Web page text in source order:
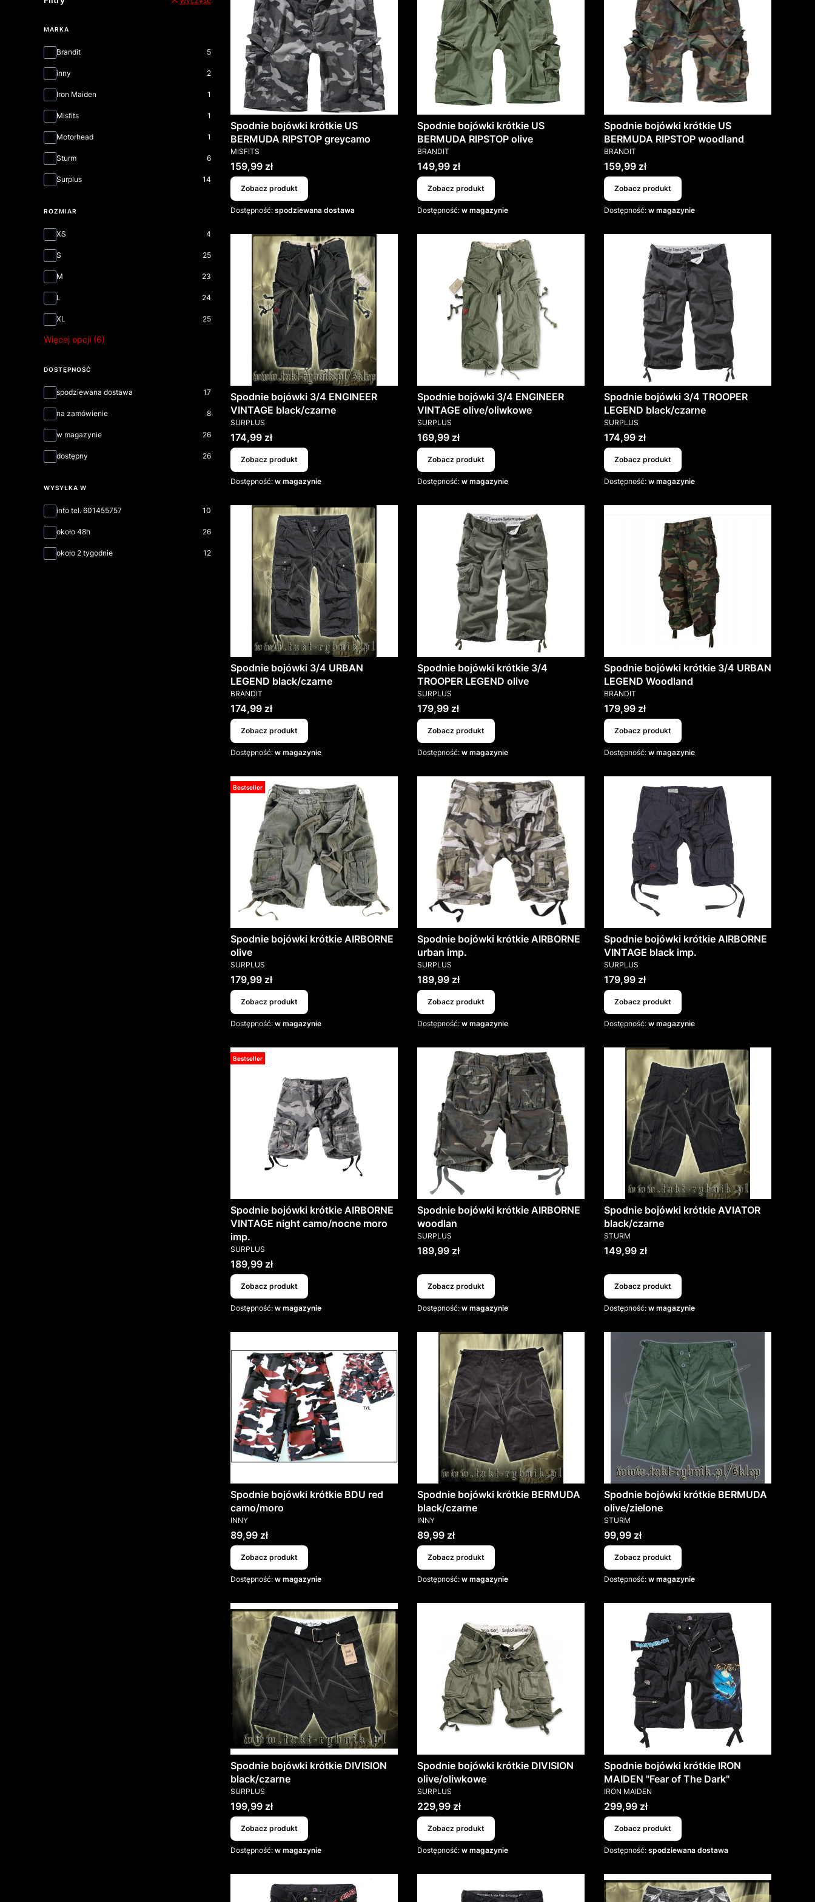
MARKA
MarkaBrandit 5
inny 2
Iron Maiden 1
Misfits 1
Motorhead 1
Sturm 6
Surplus 14
ROZMIAR
Rozmiar
XS 4
S 25
M 23
L 24
XL 25
Więcej opcji (6)
DOSTĘPNOŚĆ
Dostępność
spodziewana dostawa 17
na zamówienie 8
w magazynie 26
dostępny 26
WYSYŁKA W
Wysyłka w
info tel. 601455757 10
około 48h 26
około 2 tygodnie 12
Spodnie bojówki krótkie US
BERMUDA RIPSTOP greycamo
PRODUCENT
MISFITS
Cena
159,99 zł
Zobacz produkt
Dostępność: spodziewana dostawa
Spodnie bojówki krótkie US
BERMUDA RIPSTOP olive
PRODUCENT
BRANDIT
Cena
149,99 zł
Zobacz produkt
Dostępność: w magazynie
Spodnie bojówki krótkie US
BERMUDA RIPSTOP woodland
PRODUCENT
BRANDIT
Cena
159,99 zł
Zobacz produkt
Dostępność: w magazynie
Spodnie bojówki 3/4 ENGINEER
VINTAGE black/czarne
PRODUCENT
SURPLUS
Cena
174,99 zł
Zobacz produkt
Dostępność: w magazynie
Spodnie bojówki 3/4 ENGINEER
VINTAGE olive/oliwkowe
PRODUCENT
SURPLUS
Cena
169,99 zł
Zobacz produkt
Dostępność: w magazynie
Spodnie bojówki 3/4 TROOPER
LEGEND black/czarne
PRODUCENT
SURPLUS
Cena
174,99 zł
Zobacz produkt
Dostępność: w magazynie
Spodnie bojówki 3/4 URBAN
LEGEND black/czarne
PRODUCENT
BRANDIT
Cena
174,99 zł
Zobacz produkt
Dostępność: w magazynie
Spodnie bojówki krótkie 3/4
TROOPER LEGEND olive
PRODUCENT
SURPLUS
Cena
179,99 zł
Zobacz produkt
Dostępność: w magazynie
Spodnie bojówki krótkie 3/4 URBAN
LEGEND Woodland
PRODUCENT
BRANDIT
Cena
179,99 zł
Zobacz produkt
Dostępność: w magazynie
Bestseller
Spodnie bojówki krótkie AIRBORNE
olive
PRODUCENT
SURPLUS
Cena
179,99 zł
Zobacz produkt
Dostępność: w magazynie
Spodnie bojówki krótkie AIRBORNE
urban imp.
PRODUCENT
SURPLUS
Cena
189,99 zł
Zobacz produkt
Dostępność: w magazynie
Spodnie bojówki krótkie AIRBORNE
VINTAGE black imp.
PRODUCENT
SURPLUS
Cena
179,99 zł
Zobacz produkt
Dostępność: w magazynie
Bestseller
Spodnie bojówki krótkie AIRBORNE
VINTAGE night camo/nocne moro
imp.
PRODUCENT
SURPLUS
Cena
189,99 zł
Zobacz produkt
Dostępność: w magazynie
Spodnie bojówki krótkie AIRBORNE
woodlan
PRODUCENT
SURPLUS
Cena
189,99 zł
Zobacz produkt
Dostępność: w magazynie
Spodnie bojówki krótkie AVIATOR
black/czarne
PRODUCENT
STURM
Cena
149,99 zł
Zobacz produkt
Dostępność: w magazynie
Spodnie bojówki krótkie BDU red
camo/moro
PRODUCENT
INNY
Cena
89,99 zł
Zobacz produkt
Dostępność: w magazynie
Spodnie bojówki krótkie BERMUDA
black/czarne
PRODUCENT
INNY
Cena
89,99 zł
Zobacz produkt
Dostępność: w magazynie
Spodnie bojówki krótkie BERMUDA
olive/zielone
PRODUCENT
STURM
Cena
99,99 zł
Zobacz produkt
Dostępność: w magazynie
Spodnie bojówki krótkie DIVISION
black/czarne
PRODUCENT
SURPLUS
Cena
199,99 zł
Zobacz produkt
Dostępność: w magazynie
Spodnie bojówki krótkie DIVISION
olive/oliwkowe
PRODUCENT
SURPLUS
Cena
229,99 zł
Zobacz produkt
Dostępność: w magazynie
Spodnie bojówki krótkie IRON
MAIDEN "Fear of The Dark"
PRODUCENT
IRON MAIDEN
Cena
299,99 zł
Zobacz produkt
Dostępność: spodziewana dostawa